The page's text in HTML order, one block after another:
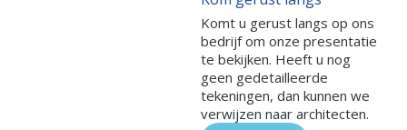
Komt u gerust langs op ons
bedrijf om onze presentatie
te bekijken. Heeft u nog
geen gedetailleerde
tekeningen, dan kunnen we
verwijzen naar architecten.